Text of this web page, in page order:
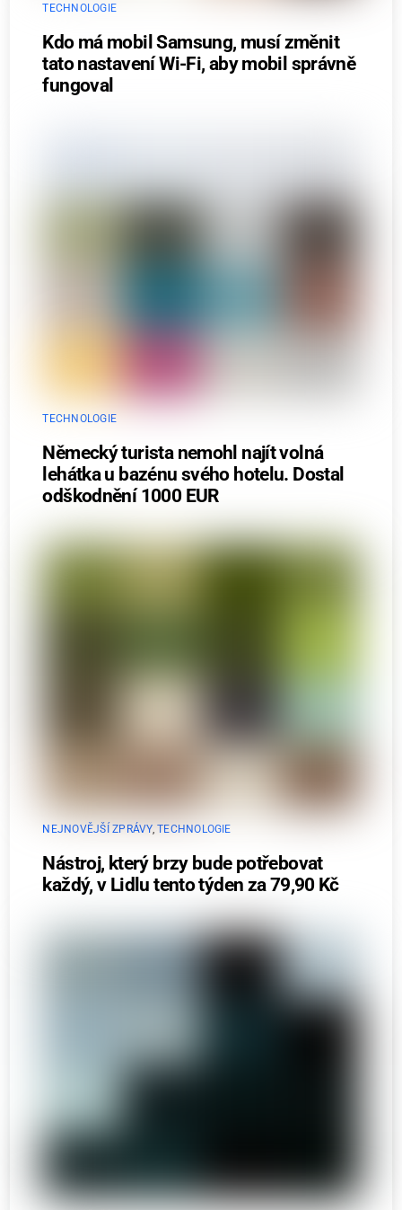
TECHNOLOGIE
Kdo má mobil Samsung, musí změnit
tato nastavení Wi-Fi, aby mobil správně
fungoval
TECHNOLOGIE
Německý turista nemohl najít volná
lehátka u bazénu svého hotelu. Dostal
odškodnění 1000 EUR
NEJNOVĚJŠÍ ZPRÁVY,TECHNOLOGIE
Nástroj, který brzy bude potřebovat
každý, v Lidlu tento týden za 79,90 Kč